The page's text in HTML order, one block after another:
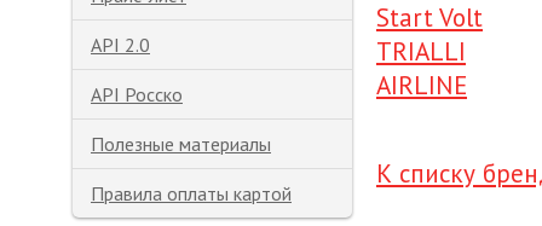
API 2.0
API Росско
Полезные материалы
Правила оплаты картой
Start Volt
TRIALLI
AIRLINE
К списку